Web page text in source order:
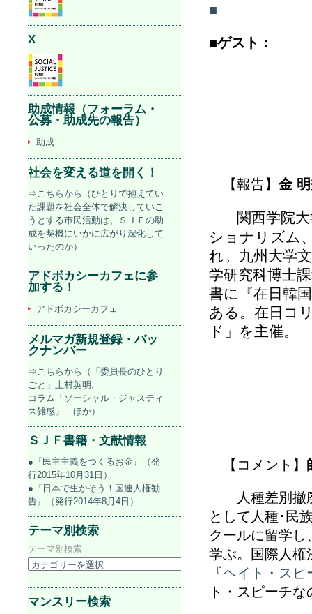
■
■ゲスト：
【報告】 金
関西学院
ショナリズム
れ。九州大学
学研究科博士
書に『在日韓
ある。在日コ
ド」を主催。
【コメント】
人種差別撤廃
として人種･民
クールに留学
学ぶ。国際人権
『ヘイト・スピ
ト・スピーチ
X
助成情報（フォーラム・
公募・助成先の報告）
助成
社会を変える道を開く！
⇒こちらから（ひとりで抱えてい
た課題を社会全体で解決していこ
うとする市民活動は、ＳＪＦの助
成を契機にいかに広がり深化して
いったのか）
アドボカシーカフェに参
加する！
アドボカシーカフェ
メルマガ新規登録・バッ
クナンバー
⇒こちらから（「委員長のひとり
ごと」上村英明,
コラム「ソーシャル・ジャスティ
ス雑感」 ほか）
ＳＪＦ書籍・文献情報
●『民主主義をつくるお金』（発
行2015年10月31日）
●『日本で生かそう！国連人権勧
告』（発行2014年8月4日）
テーマ別検索
テーマ別検索
マンスリー検索